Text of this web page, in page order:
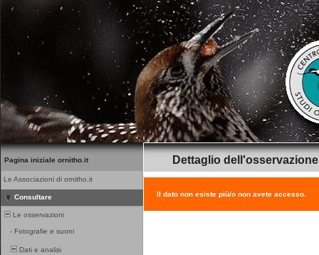
Pagina iniziale ornitho.it
Le Associazioni di ornitho.it
Consultare
Le osservazioni
- Fotografie e suoni
Dati e analisi
Dettaglio dell'osservazione
Il dato non esiste più/o non avete accesso.